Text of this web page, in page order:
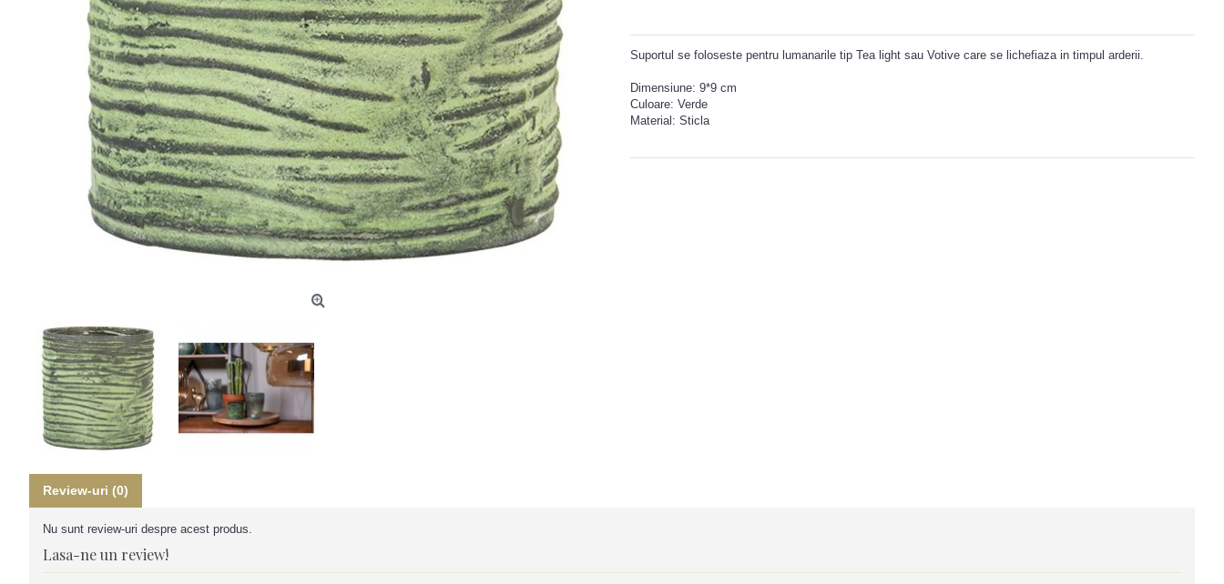
Suportul se foloseste pentru lumanarile tip Tea light sau Votive care se lichefiaza in timpul arderii.
Dimensiune: 9*9 cm
Culoare: Verde
Material: Sticla
Review-uri (0)
Nu sunt review-uri despre acest produs.
Lasa-ne un review!